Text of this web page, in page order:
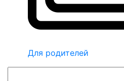
Для родителей